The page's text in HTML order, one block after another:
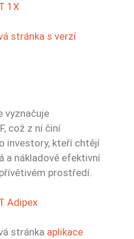
1X
stránka s verzí
vyznačuje
což z ní činí
investory, kteří chtějí
a nákladově efektivní
prostředí.
Adipex
stránka aplikace